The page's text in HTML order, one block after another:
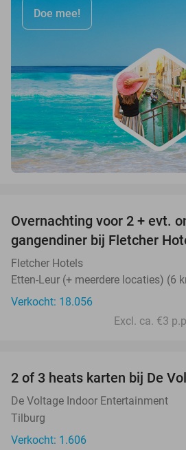
Doe mee!
Overnachting voor 2 + evt.
gangendiner bij Fletcher
Fletcher Hotels
Etten-Leur (+ meerdere locaties) (6
Verkocht: 18.056
Excl. ca. €3
2 of 3 heats karten bij De
De Voltage Indoor Entertainment
Tilburg
Verkocht: 1.606